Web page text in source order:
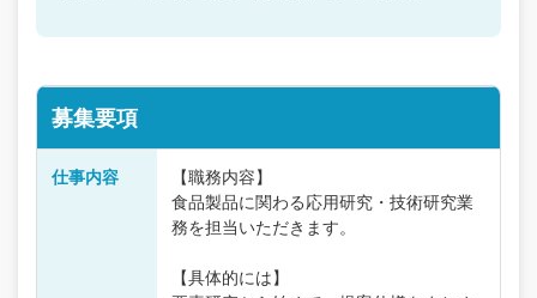
募集要項
仕事内容
【職務内容】
食品製品に関わる応用研究・技術研究業
務を担当いただきます。
【具体的には】